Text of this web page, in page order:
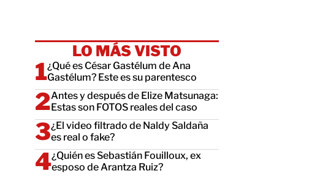
LO MÁS VISTO
¿Qué es César Gastélum de Ana
Gastélum? Este es su parentesco
Antes y después de Elize Matsunaga:
Estas son FOTOS reales del caso
¿El video filtrado de Naldy Saldaña
es real o fake?
¿Quién es Sebastián Fouilloux, ex
esposo de Arantza Ruiz?